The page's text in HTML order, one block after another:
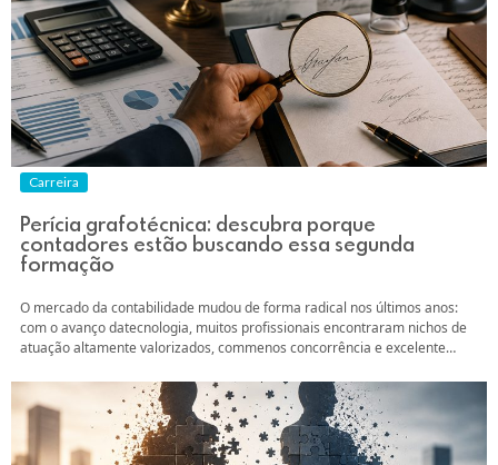
Carreira
Perícia grafotécnica: descubra porque
contadores estão buscando essa segunda
formação
O mercado da contabilidade mudou de forma radical nos últimos anos:
com o avanço datecnologia, muitos profissionais encontraram nichos de
atuação altamente valorizados, commenos concorrência e excelente
surge como uma das especialidades mais lucrativas para oscontadores.
Neste artigo, vamos entender o que é essa ciência, como...